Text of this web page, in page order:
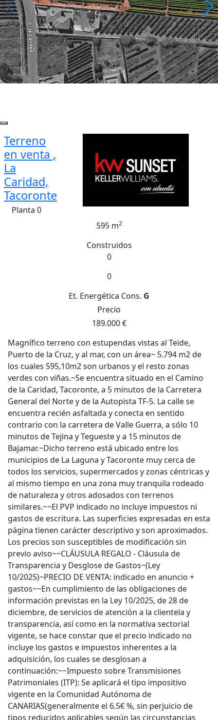
Terreno
en venta ,
La
Caridad,
Tacoronte
Planta 0
595 m2
Construidos
0
0
Et. Energética Cons. G
Precio
189.000 €
Magnífico terreno con estupendas vistas al Teide,
Puerto de la Cruz, y al mar, con un área~ 5.794 m2 de
los cuales 595,10m2 son urbanos y el resto zonas
verdes con viñas.~Se encuentra situado en el Camino
de la Caridad, Tacoronte, a 5 minutos de la Carretera
General del Norte y de la Autopista TF-5. La calle se
encuentra recién asfaltada y conecta en sentido
contrario con la carretera de Valle Guerra, a sólo 10
minutos de Tejina y Tegueste y a 15 minutos de
Bajamar.~Dicho terreno está ubicado entre los
municipios de La Laguna y Tacoronte muy cerca de
todos los servicios, supermercados y zonas céntricas y
al mismo tiempo en una zona muy tranquila rodeado
de naturaleza y otros adosados con terrenos
similares.~~El PVP indicado no incluye impuestos ni
gastos de escritura. Las superficies expresadas en esta
página tienen carácter descriptivo y son aproximados.
Los precios son susceptibles de modificación sin
previo aviso~~CLÁUSULA REGALO - Cláusula de
Transparencia y Desglose de Gastos~(Ley
10/2025)~PRECIO DE VENTA: indicado en anuncio +
gastos~~En cumplimiento de las obligaciones de
información previstas en la Ley 10/2025, de 28 de
diciembre, de servicios de atención a la clientela y
transparencia, así como en la normativa sectorial
vigente, se hace constar que el precio indicado no
incluye los gastos e impuestos inherentes a la
adquisición, los cuales se desglosan a
continuación:~~Impuesto sobre Transmisiones
Patrimoniales (ITP): Se aplicará el tipo impositivo
vigente en la Comunidad Autónoma de
CANARIAS(generalmente el 6.5€ %, sin perjuicio de
tipos reducidos aplicables según las circunstancias